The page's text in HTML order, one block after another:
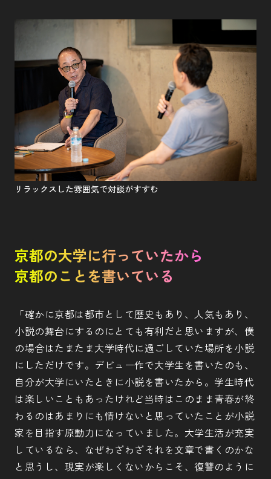
リラックスした雰囲気で対談がすすむ
京都の大学に行っていたから
京都のことを書いている
「確かに京都は都市として歴史もあり、人気もあり、
小説の舞台にするのにとても有利だと思いますが、僕
の場合はたまたま大学時代に過ごしていた場所を小説
にしただけです。デビュー作で大学生を書いたのも、
自分が大学にいたときに小説を書いたから。学生時代
は楽しいこともあったけれど当時はこのまま青春が終
わるのはあまりにも情けないと思っていたことが小説
家を目指す原動力になっていました。大学生活が充実
しているなら、なぜわざわざそれを文章で書くのかな
と思うし、現実が楽しくないからこそ、復讐のように